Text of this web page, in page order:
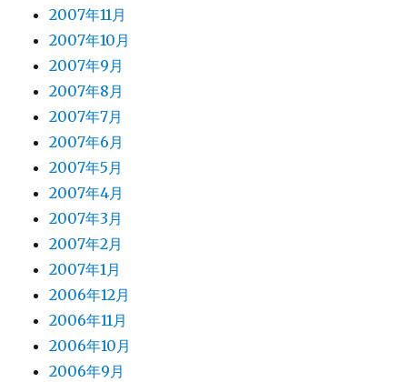
2007年11月
2007年10月
2007年9月
2007年8月
2007年7月
2007年6月
2007年5月
2007年4月
2007年3月
2007年2月
2007年1月
2006年12月
2006年11月
2006年10月
2006年9月